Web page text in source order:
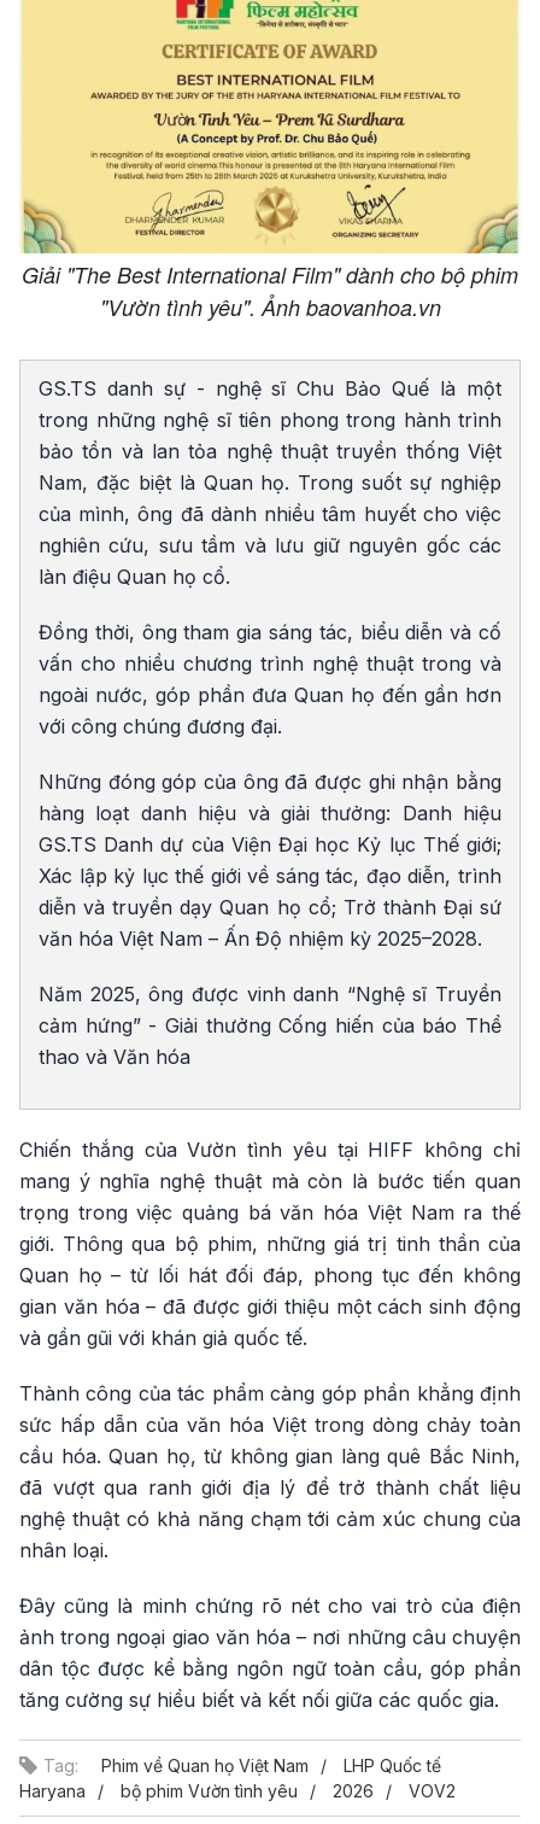
Giải "The Best International Film" dành cho bộ phim
"Vườn tình yêu". Ảnh baovanhoa.vn
GS.TS danh sự - nghệ sĩ Chu Bảo Quế là một
trong những nghệ sĩ tiên phong trong hành trình
bảo tồn và lan tỏa nghệ thuật truyền thống Việt
Nam, đặc biệt là Quan họ. Trong suốt sự nghiệp
của mình, ông đã dành nhiều tâm huyết cho việc
nghiên cứu, sưu tầm và lưu giữ nguyên gốc các
làn điệu Quan họ cổ.
Đồng thời, ông tham gia sáng tác, biểu diễn và cố
vấn cho nhiều chương trình nghệ thuật trong và
ngoài nước, góp phần đưa Quan họ đến gần hơn
với công chúng đương đại.
Những đóng góp của ông đã được ghi nhận bằng
hàng loạt danh hiệu và giải thưởng: Danh hiệu
GS.TS Danh dự của Viện Đại học Kỷ lục Thế giới;
Xác lập kỷ lục thế giới về sáng tác, đạo diễn, trình
diễn và truyền dạy Quan họ cổ; Trở thành Đại sứ
văn hóa Việt Nam – Ấn Độ nhiệm kỳ 2025–2028.
Năm 2025, ông được vinh danh “Nghệ sĩ Truyền
cảm hứng” - Giải thưởng Cống hiến của báo Thể
thao và Văn hóa
Chiến thắng của Vườn tình yêu tại HIFF không chỉ
mang ý nghĩa nghệ thuật mà còn là bước tiến quan
trọng trong việc quảng bá văn hóa Việt Nam ra thế
giới. Thông qua bộ phim, những giá trị tinh thần của
Quan họ – từ lối hát đối đáp, phong tục đến không
gian văn hóa – đã được giới thiệu một cách sinh động
và gần gũi với khán giả quốc tế.
Thành công của tác phẩm càng góp phần khẳng định
sức hấp dẫn của văn hóa Việt trong dòng chảy toàn
cầu hóa. Quan họ, từ không gian làng quê Bắc Ninh,
đã vượt qua ranh giới địa lý để trở thành chất liệu
nghệ thuật có khả năng chạm tới cảm xúc chung của
nhân loại.
Đây cũng là minh chứng rõ nét cho vai trò của điện
ảnh trong ngoại giao văn hóa – nơi những câu chuyện
dân tộc được kể bằng ngôn ngữ toàn cầu, góp phần
tăng cường sự hiểu biết và kết nối giữa các quốc gia.
Tag: Phim về Quan họ Việt Nam
LHP Quốc tế
Haryana
bộ phim Vườn tình yêu 2026 VOV2